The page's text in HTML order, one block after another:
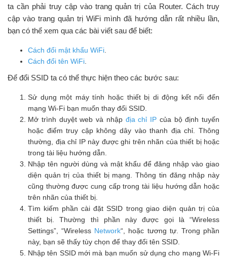
ta cần phải truy cập vào trang quản trị của Router. Cách truy
cập vào trang quản trị WiFi mình đã hướng dẫn rất nhiều lần,
bạn có thể xem qua các bài viết sau để biết:
Cách đổi mật khẩu WiFi
Cách đổi tên WiFi
Để đổi SSID ta có thể thực hiện theo các bước sau:
Sử dụng một máy tính hoặc thiết bị di động kết nối đến
mạng Wi-Fi bạn muốn thay đổi SSID.
Mở trình duyệt web và nhập địa chỉ IP của bộ định tuyến
hoặc điểm truy cập không dây vào thanh địa chỉ. Thông
thường, địa chỉ IP này được ghi trên nhãn của thiết bị hoặc
trong tài liệu hướng dẫn.
Nhập tên người dùng và mật khẩu để đăng nhập vào giao
diện quản trị của thiết bị mạng. Thông tin đăng nhập này
cũng thường được cung cấp trong tài liệu hướng dẫn hoặc
trên nhãn của thiết bị.
Tìm kiếm phần cài đặt SSID trong giao diện quản trị của
thiết bị. Thường thì phần này được gọi là “Wireless
Settings”, “Wireless Network“, hoặc tương tự. Trong phần
này, bạn sẽ thấy tùy chọn để thay đổi tên SSID.
Nhập tên SSID mới mà bạn muốn sử dụng cho mạng Wi-Fi